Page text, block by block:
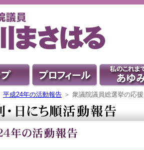
平成24年の活動報告 ＞ 衆議院議員総選挙の応